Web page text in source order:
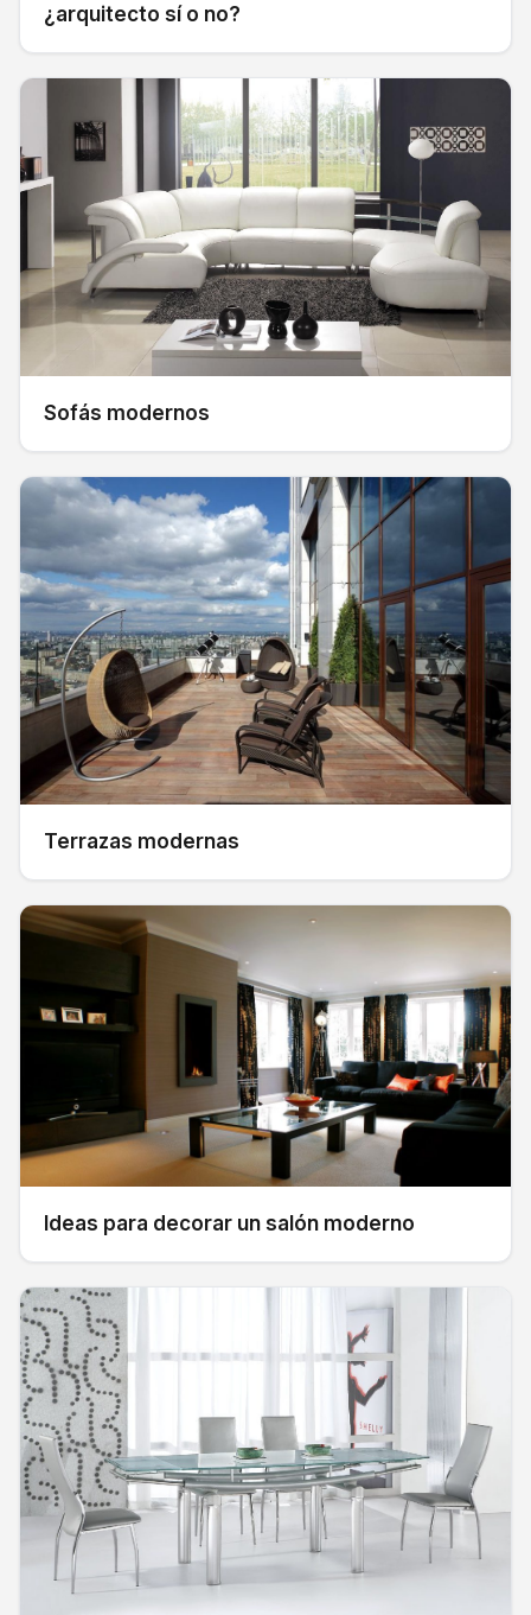
¿arquitecto sí o no?
Sofás modernos
Terrazas modernas
Ideas para decorar un salón moderno